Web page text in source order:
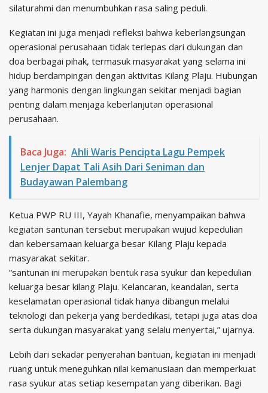
silaturahmi dan menumbuhkan rasa saling peduli.
Kegiatan ini juga menjadi refleksi bahwa keberlangsungan
operasional perusahaan tidak terlepas dari dukungan dan
doa berbagai pihak, termasuk masyarakat yang selama ini
hidup berdampingan dengan aktivitas Kilang Plaju. Hubungan
yang harmonis dengan lingkungan sekitar menjadi bagian
penting dalam menjaga keberlanjutan operasional
perusahaan.
Baca Juga: Ahli Waris Pencipta Lagu Pempek
Lenjer Dapat Tali Asih Dari Seniman dan
Budayawan Palembang
Ketua PWP RU III, Yayah Khanafie, menyampaikan bahwa
kegiatan santunan tersebut merupakan wujud kepedulian
dan kebersamaan keluarga besar Kilang Plaju kepada
masyarakat sekitar.
“santunan ini merupakan bentuk rasa syukur dan kepedulian
keluarga besar kilang Plaju. Kelancaran, keandalan, serta
keselamatan operasional tidak hanya dibangun melalui
teknologi dan pekerja yang berdedikasi, tetapi juga atas doa
serta dukungan masyarakat yang selalu menyertai,” ujarnya.
Lebih dari sekadar penyerahan bantuan, kegiatan ini menjadi
ruang untuk meneguhkan nilai kemanusiaan dan memperkuat
rasa syukur atas setiap kesempatan yang diberikan. Bagi